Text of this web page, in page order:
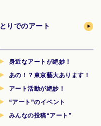
とりでのアート
身近なアートが絶妙！
あの！？東京藝大あります！
アート活動が絶妙！
“アート”のイベント
みんなの投稿“アート”